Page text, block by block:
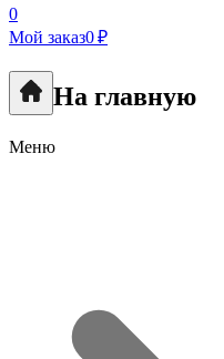
0
Мой заказ0 ₽
На главную
Меню